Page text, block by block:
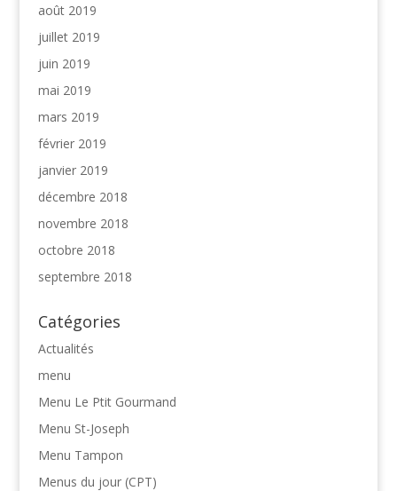
août 2019
juillet 2019
juin 2019
mai 2019
mars 2019
février 2019
janvier 2019
décembre 2018
novembre 2018
octobre 2018
septembre 2018
Catégories
Actualités
menu
Menu Le Ptit Gourmand
Menu St-Joseph
Menu Tampon
Menus du jour (CPT)